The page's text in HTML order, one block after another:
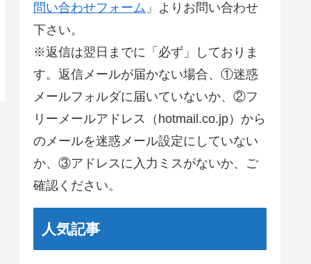
問い合わせフォーム 」よりお問い合わせ
下さい。
※返信は翌日までに「必ず」しておりま
す。返信メールが届かない場合、①迷惑
メールフォルダに届いていないか、②フ
リーメールアドレス（hotmail.co.jp）から
のメールを迷惑メール設定にしていない
か、③アドレスに入力ミスがないか、ご
確認ください。
人気記事